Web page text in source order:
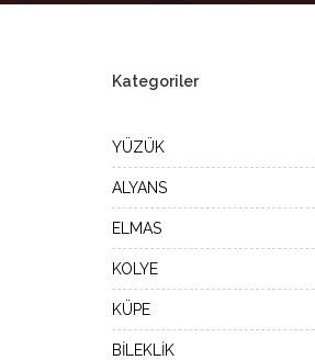
Kategoriler
YÜZÜK
ALYANS
ELMAS
KOLYE
KÜPE
BİLEKLİK